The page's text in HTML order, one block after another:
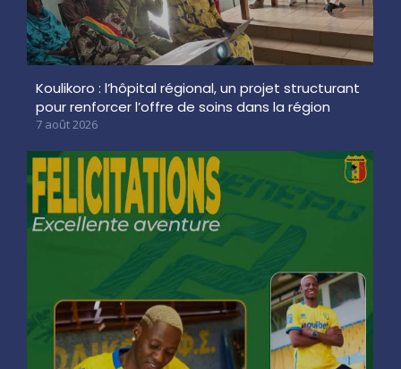
Koulikoro : l’hôpital régional, un projet structurant
pour renforcer l’offre de soins dans la région
7 août 2026